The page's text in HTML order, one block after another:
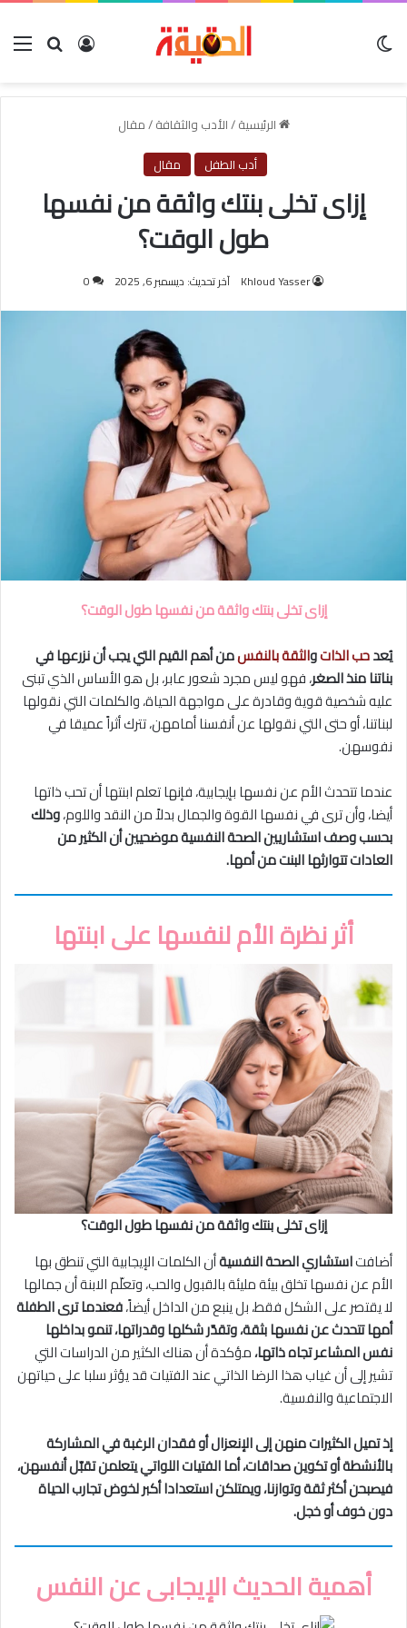
بحث عنتسجيل
الرئيسية/الأدب والثقافة/مقال
أدب الطفل
مقال
إزاى تخلى بنتك واثقة من نفسها
طول الوقت؟
Khloud Yasser آخر تحديث: ديسمبر 6, 2025 0
إزاى تخلى بنتك واثقة من نفسها طول الوقت؟
يُعدحب الذاتوالثقة بالنفسمن أهم القيم التي يجب أن نزرعها في
بناتنا منذ الصغر، فهو ليس مجرد شعور عابر، بل هو الأساس الذي تبنى
عليه شخصية قوية وقادرة على مواجهة الحياة، والكلمات التي نقولها
لبناتنا، أو حتى التي نقولها عن أنفسنا أمامهن، تترك أثراً عميقا في
نفوسهن.
عندما تتحدث الأم عن نفسها بإيجابية، فإنها تعلم ابنتها أن تحب ذاتها
أيضا، وأن ترى في نفسها القوة والجمال بدلاً من النقد واللوم،وذلك
بحسب وصف استشاريين الصحة النفسية موضحيين أن الكثير من
العادات تتوارثها البنت من أمها.
أثر نظرة الأم لنفسها على ابنتها
إزاى تخلى بنتك واثقة من نفسها طول الوقت؟
أضافتاستشاري الصحة النفسيةأن الكلمات الإيجابية التي تنطق بها
الأم عن نفسها تخلق بيئة مليئة بالقبول والحب، وتعلّم الابنة أن جمالها
لا يقتصر على الشكل فقط، بل ينبع من الداخل أيضاً،فعندما ترى الطفلة
أمها تتحدث عن نفسها بثقة، وتقدّر شكلها وقدراتها، تنمو بداخلها
نفس المشاعر تجاه ذاتها،مؤكدة أن هناك الكثير من الدراسات التي
تشير إلى أن غياب هذا الرضا الذاتي عند الفتيات قد يؤثر سلبا على حياتهن
الاجتماعية والنفسية.
إذ تميل الكثيرات منهن إلى الإنعزال أو فقدان الرغبة في المشاركة
بالأنشطة أو تكوين صداقات، أما الفتيات اللواتي يتعلمن تقبّل أنفسهن،
فيصبحن أكثر ثقة وتوازنا، ويمتلكن استعدادا أكبر لخوض تجارب الحياة
دون خوف أو خجل.
أهمية الحديث الإيجابى عن النفس